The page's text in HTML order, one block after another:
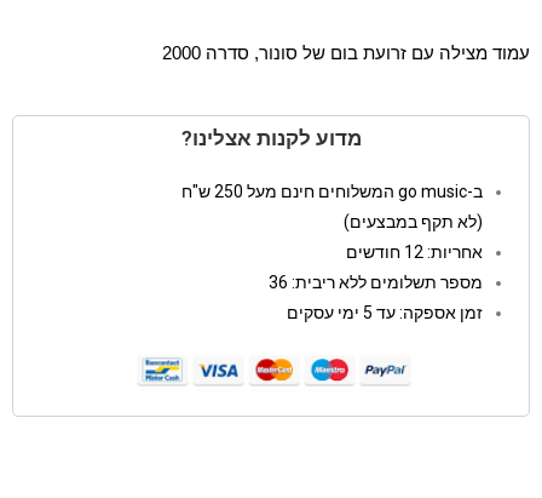
עמוד מצילה עם זרועת בום של סונור, סדרה 2000
מדוע לקנות אצלינו?
ב-go music המשלוחים חינם מעל 250 ש"ח
(לא תקף במבצעים)
אחריות: 12 חודשים
מספר תשלומים ללא ריבית: 36
זמן אספקה: עד 5 ימי עסקים